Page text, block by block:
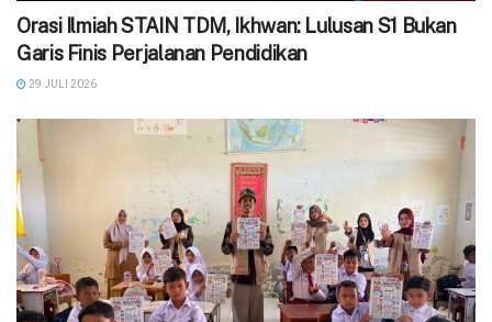
Orasi Ilmiah STAIN TDM, Ikhwan: Lulusan S1 Bukan
Garis Finis Perjalanan Pendidikan
29 JULI 2026